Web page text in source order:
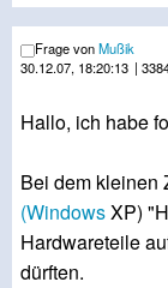
Frage vonMußik
30.12.07, 18:20:13 |
Hallo, ich habe
Bei dem kleinen
(WindowsXP)
Hardwareteile
dürften.